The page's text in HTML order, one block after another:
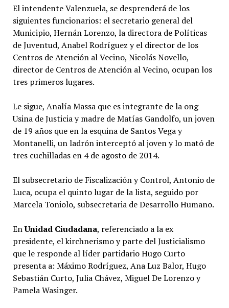
El intendente Valenzuela, se desprenderá de los
siguientes funcionarios: el secretario general del
Municipio, Hernán Lorenzo, la directora de Políticas
de Juventud, Anabel Rodríguez y el director de los
Centros de Atención al Vecino, Nicolás Novello,
director de Centros de Atención al Vecino, ocupan los
tres primeros lugares.
Le sigue, Analía Massa que es integrante de la ong
Usina de Justicia y madre de Matías Gandolfo, un joven
de 19 años que en la esquina de Santos Vega y
Montanelli, un ladrón interceptó al joven y lo mató de
tres cuchilladas en 4 de agosto de 2014.
El subsecretario de Fiscalización y Control, Antonio de
Luca, ocupa el quinto lugar de la lista, seguido por
Marcela Toniolo, subsecretaria de Desarrollo Humano.
EnUnidad Ciudadana, referenciado a la ex
presidente, el kirchnerismo y parte del Justicialismo
que le responde al líder partidario Hugo Curto
presenta a: Máximo Rodríguez, Ana Luz Balor, Hugo
Sebastián Curto, Julia Chávez, Miguel De Lorenzo y
Pamela Wasinger.